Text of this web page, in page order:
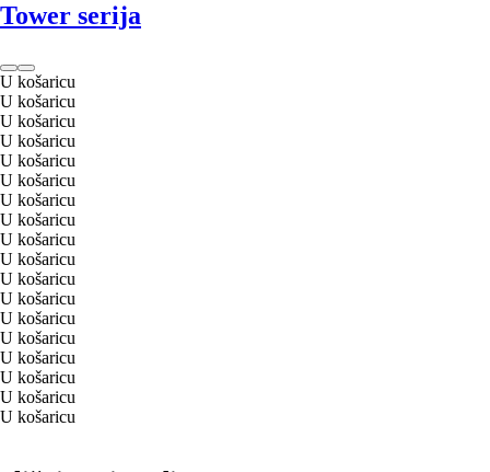
Tower serija
U košaricu
U košaricu
U košaricu
U košaricu
U košaricu
U košaricu
U košaricu
U košaricu
U košaricu
U košaricu
U košaricu
U košaricu
U košaricu
U košaricu
U košaricu
U košaricu
U košaricu
U košaricu